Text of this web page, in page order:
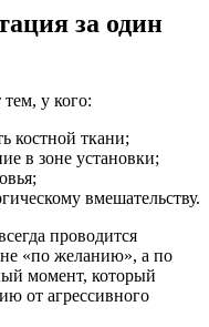
за один
у кого:
костной ткани;
в зоне установки;
вмешательству.
проводится
«по желанию», а по
момент, который
от агрессивного